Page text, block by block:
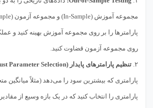
پارامترها را بر روی مجموعه آموزش بهینه کنید و
روی مجموعه آزمون قضاوت کنید.
۲. تنظیم پارامترهای پایدار (Robust Parameter Selection):